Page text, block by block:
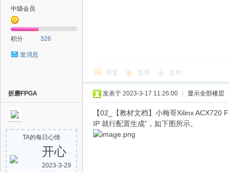
中级会员
积分 326
发消息
回复 支持 反对
折磨FPGA
TA的每日心情
开心
2023-3-29
发表于 2023-3-17 11:26:00 显示全部楼层
【02_【教材文档】小梅哥Xilinx ACX720
IP 就行配置生成”，如下图所示。